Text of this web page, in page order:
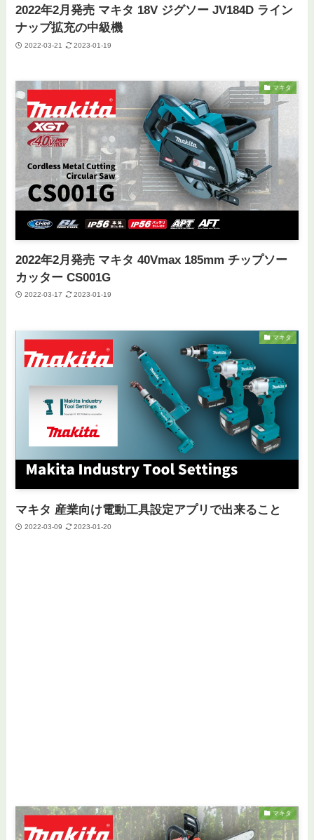
2022年2月発売 マキタ 18V ジグソー JV184D ライン
ナップ拡充の中級機
2022-03-21 2023-01-19
マキタ
2022年2月発売 マキタ 40Vmax 185mm チップソー
カッター CS001G
2022-03-17 2023-01-19
マキタ
マキタ 産業向け電動工具設定アプリで出来ること
2022-03-09 2023-01-20
マキタ